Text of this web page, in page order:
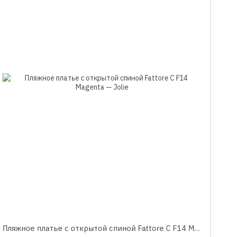
Пляжное платье с открытой спиной Fattore C F14 Magenta